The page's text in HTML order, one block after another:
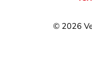
© 2026